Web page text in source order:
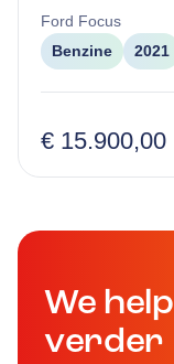
Ford Focus
Benzine
2021
€ 15.900,00
We
verder